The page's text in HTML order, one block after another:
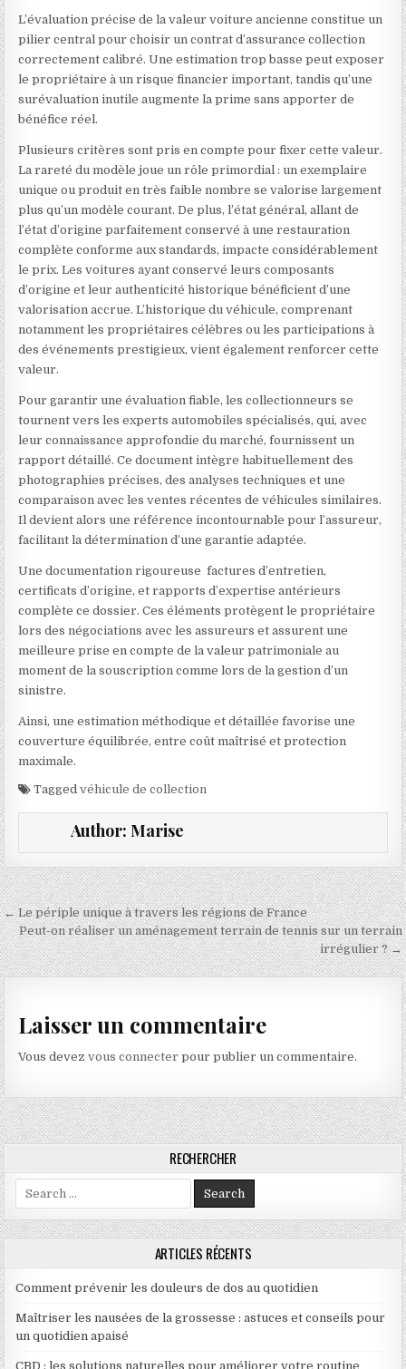
L’évaluation précise de la valeur voiture ancienne constitue un
pilier central pour choisir un contrat d’assurance collection
correctement calibré. Une estimation trop basse peut exposer
le propriétaire à un risque financier important, tandis qu’une
surévaluation inutile augmente la prime sans apporter de
bénéfice réel.
Plusieurs critères sont pris en compte pour fixer cette valeur.
La rareté du modèle joue un rôle primordial : un exemplaire
unique ou produit en très faible nombre se valorise largement
plus qu’un modèle courant. De plus, l’état général, allant de
l’état d’origine parfaitement conservé à une restauration
complète conforme aux standards, impacte considérablement
le prix. Les voitures ayant conservé leurs composants
d’origine et leur authenticité historique bénéficient d’une
valorisation accrue. L’historique du véhicule, comprenant
notamment les propriétaires célèbres ou les participations à
des événements prestigieux, vient également renforcer cette
valeur.
Pour garantir une évaluation fiable, les collectionneurs se
tournent vers les experts automobiles spécialisés, qui, avec
leur connaissance approfondie du marché, fournissent un
rapport détaillé. Ce document intègre habituellement des
photographies précises, des analyses techniques et une
comparaison avec les ventes récentes de véhicules similaires.
Il devient alors une référence incontournable pour l’assureur,
facilitant la détermination d’une garantie adaptée.
Une documentation rigoureuse factures d’entretien,
certificats d’origine, et rapports d’expertise antérieurs
complète ce dossier. Ces éléments protègent le propriétaire
lors des négociations avec les assureurs et assurent une
meilleure prise en compte de la valeur patrimoniale au
moment de la souscription comme lors de la gestion d’un
sinistre.
Ainsi, une estimation méthodique et détaillée favorise une
couverture équilibrée, entre coût maîtrisé et protection
maximale.
Taggedvéhicule de collection
Author: Marise
Navigation de l’article
← Le périple unique à travers les régions de France
Peut-on réaliser un aménagement terrain de tennis sur un terrain
irrégulier ? →
Laisser un commentaire
Vous devezvous connecter pour publier un commentaire.
RECHERCHER
Search for:
ARTICLES RÉCENTS
Comment prévenir les douleurs de dos au quotidien
Maîtriser les nausées de la grossesse : astuces et conseils pour
un quotidien apaisé
CBD : les solutions naturelles pour améliorer votre routine